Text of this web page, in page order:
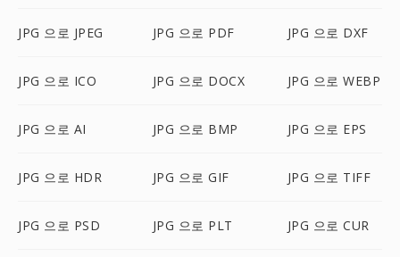
JPG 으로 JPEG JPG 으로 PDF JPG 으로 DXF
JPG 으로 ICO JPG 으로 DOCX JPG 으로 WEBP
JPG 으로 AI JPG 으로 BMP JPG 으로 EPS
JPG 으로 HDR JPG 으로 GIF JPG 으로 TIFF
JPG 으로 PSD JPG 으로 PLT JPG 으로 CUR